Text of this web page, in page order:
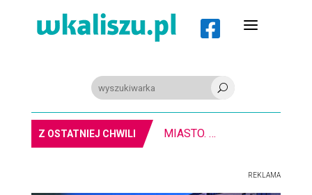
 a
U
Z OSTATNIEJ CHWILI MIASTO. W Kaliszu kręcą film. Zmiany w kursowaniu autobusów KLA
REKLAMA